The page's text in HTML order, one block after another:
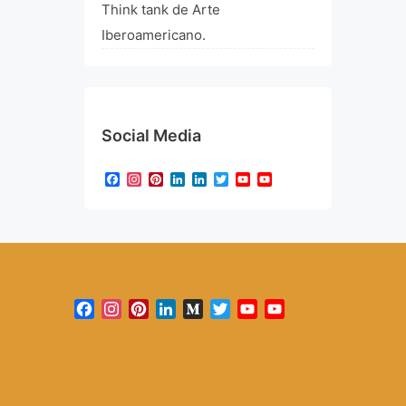
Think tank de Arte
Iberoamericano.
Social Media
Facebook
Instagram
Pinterest
LinkedIn
LinkedIn
TwitterYouTube
Facebook
Instagram
PinterestLinkedInMediumTwitterYouTube